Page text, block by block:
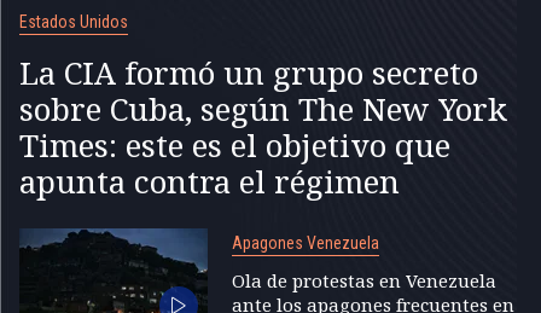
Estados Unidos
La CIA formó un grupo secreto
sobre Cuba, según The New York
Times: este es el objetivo que
apunta contra el régimen
Apagones Venezuela
Ola de protestas en Venezuela
ante los apagones frecuentes en